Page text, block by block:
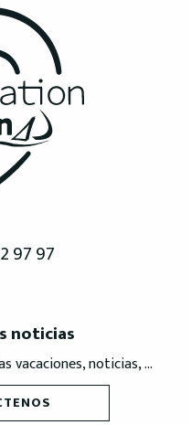
97 97
noticias
vacaciones, noticias, ...